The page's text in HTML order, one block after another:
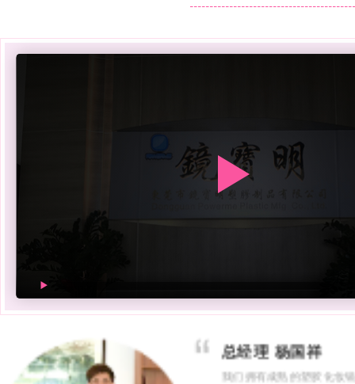
总经理 杨国祥
我们拥有成熟的塑胶化妆